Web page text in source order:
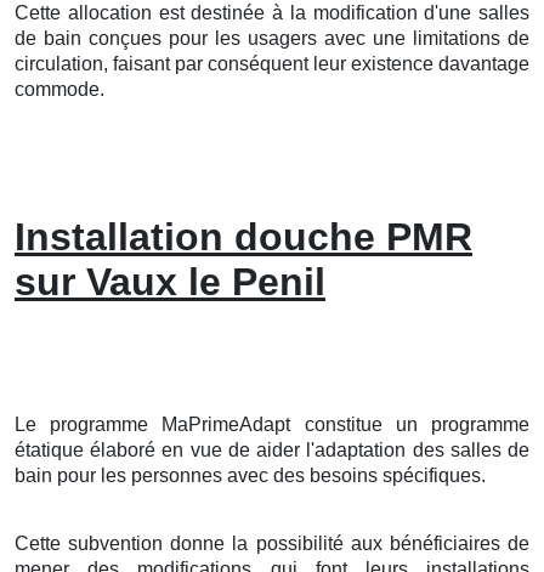
Cette allocation est destinée à la modification d'une salles
de bain conçues pour les usagers avec une limitations de
circulation, faisant par conséquent leur existence davantage
commode.
Installation douche PMR
sur Vaux le Penil
Le programme MaPrimeAdapt constitue un programme
étatique élaboré en vue de aider l'adaptation des salles de
bain pour les personnes avec des besoins spécifiques.
Cette subvention donne la possibilité aux bénéficiaires de